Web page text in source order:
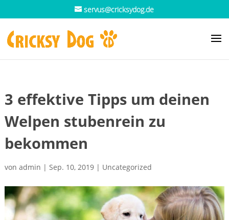
servus@cricksydog.de
3 effektive Tipps um deinen
Welpen stubenrein zu
bekommen
von admin | Sep. 10, 2019| Uncategorized